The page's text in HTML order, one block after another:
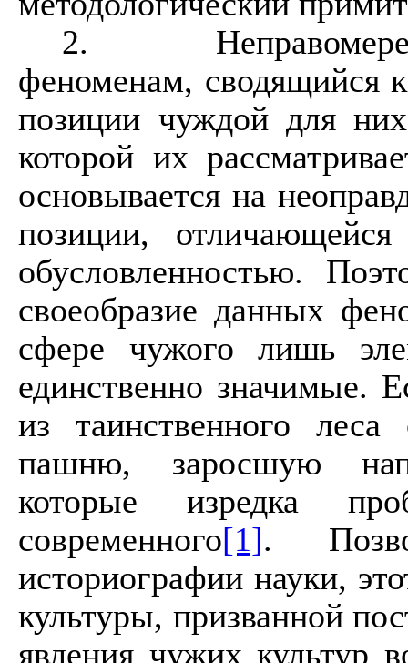
2.
феноменам, сводящийся
позиции чуждой для
которой их
основывается на
позиции,
обусловленностью.
своеобразие данных
сфере чужого лишь
единственно значимые.
из таинственного
пашню, заросшую
которые изредка
современного[1].
историографии науки,
культуры, призванной
явления чужих культур